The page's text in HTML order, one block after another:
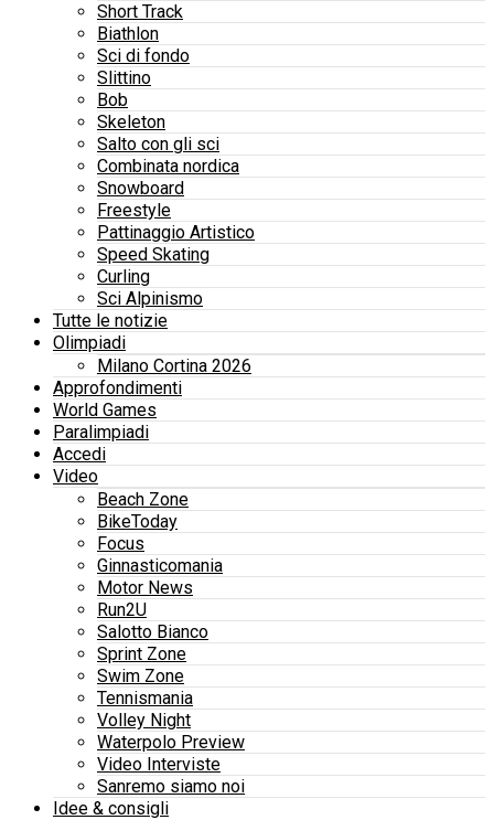
Short Track
Biathlon
Sci di fondo
Slittino
Bob
Skeleton
Salto con gli sci
Combinata nordica
Snowboard
Freestyle
Pattinaggio Artistico
Speed Skating
Curling
Sci Alpinismo
Tutte le notizie
Olimpiadi
Milano Cortina 2026
Approfondimenti
World Games
Paralimpiadi
Accedi
Video
Beach Zone
BikeToday
Focus
Ginnasticomania
Motor News
Run2U
Salotto Bianco
Sprint Zone
Swim Zone
Tennismania
Volley Night
Waterpolo Preview
Video Interviste
Sanremo siamo noi
Idee & consigli